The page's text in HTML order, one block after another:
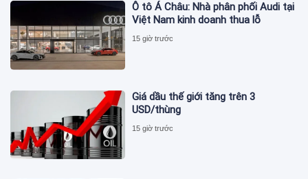
Ô tô Á Châu: Nhà phân phối Audi tại
Việt Nam kinh doanh thua lỗ
15 giờ trước
Giá dầu thế giới tăng trên 3
USD/thùng
15 giờ trước